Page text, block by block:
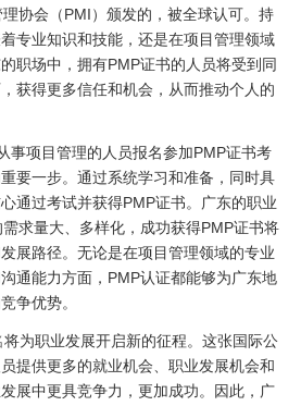
协会（PMI）颁发的，被全球认可。持
专业知识和技能，还是在项目管理领域
职场中，拥有PMP证书的人员将受到同
获得更多信任和机会，从而推动个人的
事项目管理的人员报名参加PMP证书考
要一步。通过系统学习和准备，同时具
通过考试并获得PMP证书。广东的职业
求量大、多样化，成功获得PMP证书将
展路径。无论是在项目管理领域的专业
通能力方面，PMP认证都能够为广东地
争优势。
将为职业发展开启新的征程。这张国际公
提供更多的就业机会、职业发展机会和
展中更具竞争力，更加成功。因此，广